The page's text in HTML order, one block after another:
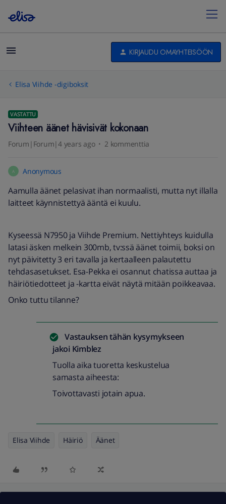
KIRJAUDU OMAYHTEISÖÖN
Elisa Viihde -digiboksit
VASTATTU
Viihteen äänet hävisivät kokonaan
Forum|Forum|4 years ago 2 kommenttia
A Anonymous
Aamulla äänet pelasivat ihan normaalisti, mutta nyt illalla
laitteet käynnistettyä ääntä ei kuulu.
Kyseessä N7950 ja Viihde Premium. Nettiyhteys kuidulla
latasi äsken melkein 300mb, tv:ssä äänet toimii, boksi on
nyt päivitetty 3 eri tavalla ja kertaalleen palautettu
tehdasasetukset. Esa-Pekka ei osannut chatissa auttaa ja
häiriötiedotteet ja -kartta eivät näytä mitään poikkeavaa.
Onko tuttu tilanne?
Vastauksen tähän kysymykseen
jakoi Kimblez
Tuolla aika tuoretta keskustelua
samasta aiheesta:
Toivottavasti jotain apua.
Elisa Viihde Häiriö Äänet